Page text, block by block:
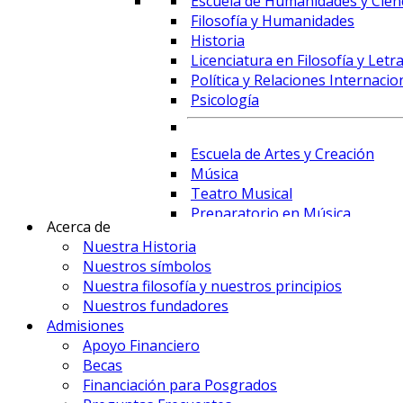
Filosofía y Humanidades
Historia
Licenciatura en Filosofía y
Política y Relaciones
Psicología
Escuela de Artes y Creación
Música
Teatro Musical
Preparatorio en Música
Prime Business School
Administración de Empresas y
Contaduría
Finanzas, Fintech y Comercio
Acerca de
Nuestra Historia
Nuestros símbolos
Nuestra filosofía y nuestros principios
Nuestros fundadores
Admisiones
Apoyo Financiero
Becas
Financiación para Posgrados